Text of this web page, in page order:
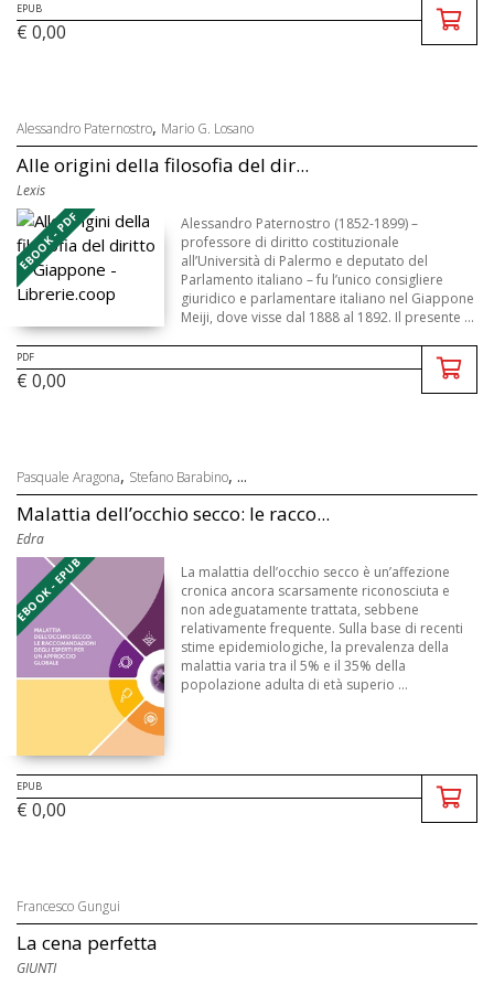
EPUB
€ 0,00
Alessandro Paternostro, Mario G. Losano
Alle origini della filosofia del dir...
Lexis
EBOOK - PDF
Alessandro Paternostro (1852-1899) –
professore di diritto costituzionale
all’Università di Palermo e deputato del
Parlamento italiano – fu l’unico consigliere
giuridico e parlamentare italiano nel Giappone
Meiji, dove visse dal 1888 al 1892. Il presente ...
PDF
€ 0,00
Pasquale Aragona, Stefano Barabino, ...
Malattia dell’occhio secco: le racco...
Edra
EBOOK - EPUB
La malattia dell’occhio secco è un’affezione
cronica ancora scarsamente riconosciuta e
non adeguatamente trattata, sebbene
relativamente frequente. Sulla base di recenti
stime epidemiologiche, la prevalenza della
malattia varia tra il 5% e il 35% della
popolazione adulta di età superio ...
EPUB
€ 0,00
Francesco Gungui
La cena perfetta
GIUNTI